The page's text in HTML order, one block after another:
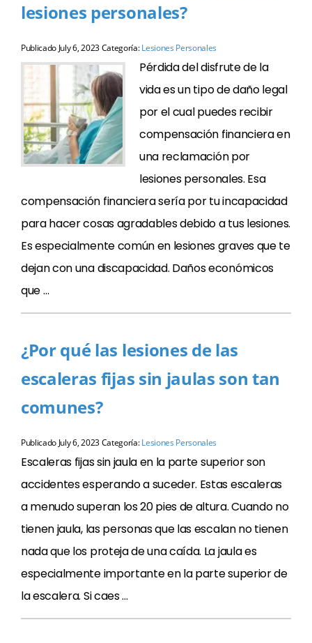
lesiones personales?
Publicado July 6, 2023Categoría:Lesiones Personales
Pérdida del disfrute de la
vida es un tipo de daño legal
por el cual puedes recibir
compensación financiera en
una reclamación por
lesiones personales. Esa
compensación financiera sería por tu incapacidad
para hacer cosas agradables debido a tus lesiones.
Es especialmente común en lesiones graves que te
dejan con una discapacidad. Daños económicos
que …
¿Por qué las lesiones de las
escaleras fijas sin jaulas son tan
comunes?
Publicado July 6, 2023Categoría:Lesiones Personales
Escaleras fijas sin jaula en la parte superior son
accidentes esperando a suceder. Estas escaleras
a menudo superan los 20 pies de altura. Cuando no
tienen jaula, las personas que las escalan no tienen
nada que los proteja de una caída. La jaula es
especialmente importante en la parte superior de
la escalera. Si caes …